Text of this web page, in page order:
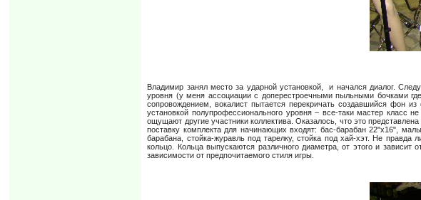
Владимир занял место за ударной установкой, и начался диалог.
уровня (у меня ассоциации с доперестроечными пыльными бочками
сопровождением, вокалист пытается перекричать создавшийся фон
установкой полупрофессионального уровня – все-таки мастер класс
ощущают другие участники коллектива. Оказалось, что это
поставку комплекта для начинающих входят: бас-барабан 22"x16",
барабана, стойка-журавль под тарелку, стойка под хай-хэт. Не
кольцо. Кольца выпускаются различного диаметра, от этого и
зависимости от предпочитаемого стиля игры.